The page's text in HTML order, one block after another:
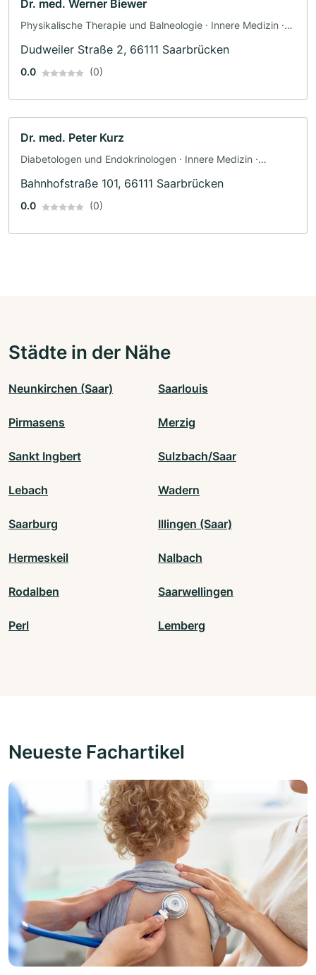
Dr. med. Werner Biewer
Physikalische Therapie und Balneologie · Innere Medizin ·
Dudweiler Straße 2, 66111 Saarbrücken
0.0 (0)
Dr. med. Peter Kurz
Diabetologen und Endokrinologen · Innere Medizin ·
Bahnhofstraße 101, 66111 Saarbrücken
0.0 (0)
Städte in der Nähe
Neunkirchen (Saar) Saarlouis
Pirmasens Merzig
Sankt Ingbert Sulzbach/Saar
Lebach Wadern
Saarburg Illingen (Saar)
Hermeskeil Nalbach
Rodalben Saarwellingen
Perl Lemberg
Neueste Fachartikel